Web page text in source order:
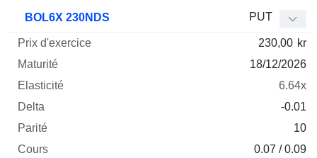
Mnemo Type
Prix
Parité
BOL6X 230NDS PUT
230,00 kr
18/12/2026
6.64x
-0.01
10
0.07 / 0.09